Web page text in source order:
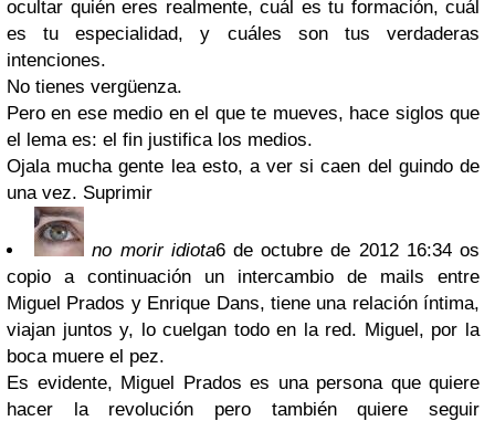
ocultar quién eres realmente, cuál es tu formación, cuál
es tu especialidad, y cuáles son tus verdaderas
intenciones.
No tienes vergüenza.
Pero en ese medio en el que te mueves, hace siglos que
el lema es: el fin justifica los medios.
Ojala mucha gente lea esto, a ver si caen del guindo de
una vez. Suprimir
no morir idiota6 de octubre de 2012 16:34os
copio a continuación un intercambio de mails entre
Miguel Prados y Enrique Dans, tiene una relación íntima,
viajan juntos y, lo cuelgan todo en la red. Miguel, por la
boca muere el pez.
Es evidente, Miguel Prados es una persona que quiere
hacer la revolución pero también quiere seguir